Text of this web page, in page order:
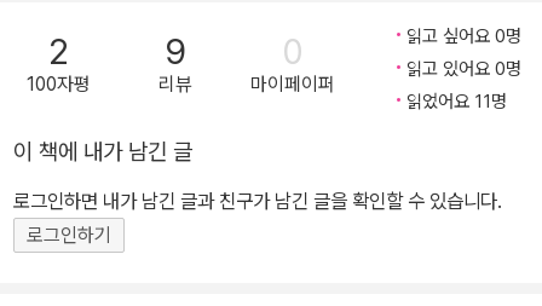
2
100자평
9
리뷰
0
마이페이퍼
읽고 싶어요 0명
읽고 있어요 0명
읽었어요 11명
이 책에 내가 남긴 글
로그인하면 내가 남긴 글과 친구가 남긴 글을 확인할 수 있습니다.
로그인하기